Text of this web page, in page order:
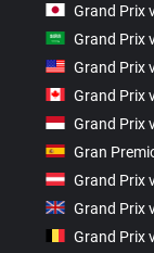
Grand Prix
Grand Prix
Grand Prix
Grand Prix
Grand Prix
Gran
Grand Prix
Grand Prix
Grand Prix